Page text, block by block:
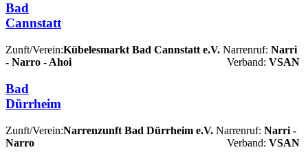
Bad
Cannstatt
Zunft/Verein:Kübelesmarkt Bad Cannstatt e.V. Narrenruf: Narri
- Narro - Ahoi
Verband: VSAN
Bad
Dürrheim
Zunft/Verein:Narrenzunft Bad Dürrheim e.V. Narrenruf: Narri -
Narro
Verband: VSAN